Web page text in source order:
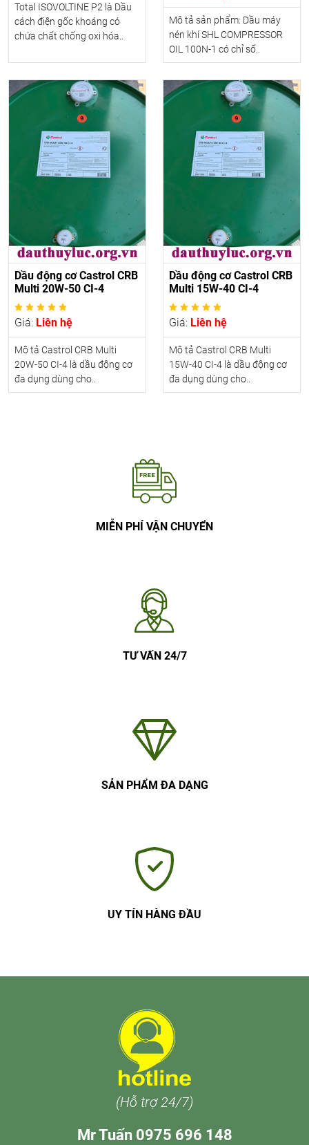
Total ISOVOLTINE P2 là Dầu
cách điện gốc khoáng có
chứa chất chống oxi hóa..
Mô tả sản phẩm: Dầu máy
nén khí SHL COMPRESSOR
OIL 100N-1 có chỉ số..
Dầu động cơ Castrol CRB
Multi 20W-50 CI-4
Giá: Liên hệ
Mô tả Castrol CRB Multi
20W-50 CI-4 là dầu động cơ
đa dụng dùng cho..
Dầu động cơ Castrol CRB
Multi 15W-40 CI-4
Giá: Liên hệ
Mô tả Castrol CRB Multi
15W-40 CI-4 là dầu động cơ
đa dụng dùng cho..
MIỄN PHÍ VẬN CHUYỂN
TƯ VẤN 24/7
SẢN PHẨM ĐA DẠNG
UY TÍN HÀNG ĐẦU
(Hỗ trợ 24/7)
Mr Tuấn 0975 696 148